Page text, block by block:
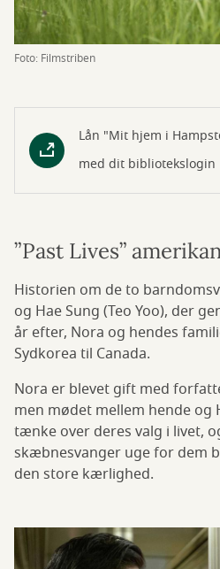
Foto: Filmstriben
Lån "Mit hjem i
med dit bibliotekslogin
”Past Lives”
Historien om de to
og Hae Sung (Teo Yoo), der
år efter, Nora og hendes
Sydkorea til Canada.
Nora er blevet gift med
men mødet mellem hende og
tænke over deres valg i livet,
skæbnesvanger uge for dem
den store kærlighed.